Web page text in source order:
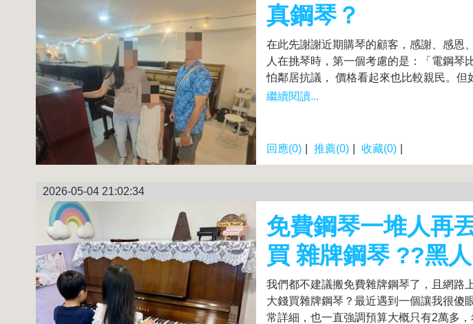
真鋼琴？
在此先謝謝近期購琴的顧客，感謝、感恩
人在挑琴時，第一個考慮的是：「電鋼琴
怕鄰居抗議， 價格看起來也比較親民。但
繼續閱讀...
回應(0) 推薦(0) 收藏(0)
2026-05-04 21:02:34
免費鋼琴一堆人再
買 雜牌鋼琴 ??黑
我們都不建議搬免費雜牌鋼琴了，且網路
大錢買雜牌鋼琴？最近遇到一個讓我很傻
常詳細，也一直強調預算大概只有2萬多，